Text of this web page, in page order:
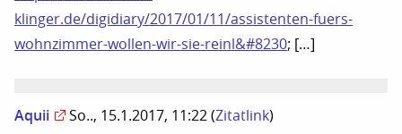
klinger.de/digidiary/2017/01/11/assistenten-fuers-
wohnzimmer-wollen-wir-sie-reinl&#8230; […]
Aquii So.., 15.1.2017, 11:22 (Zitatlink)